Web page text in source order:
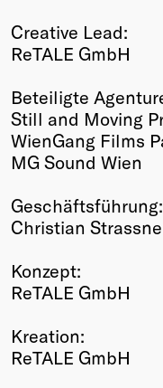
Creative Lead:
ReTALE GmbH
Beteiligte
Still and Moving
WienGang Films
MG Sound Wien
Geschäftsführung:
Christian
Konzept:
ReTALE GmbH
Kreation:
ReTALE GmbH